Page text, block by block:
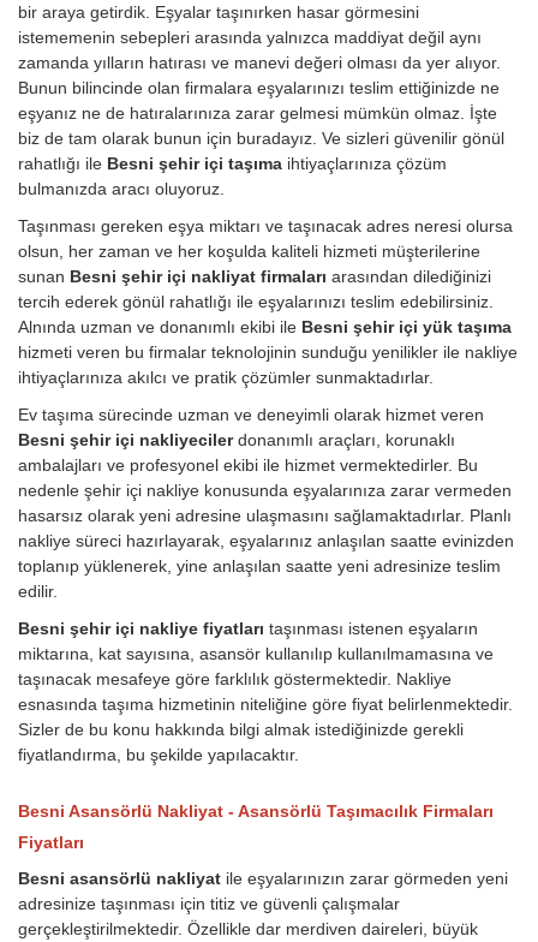
bir araya getirdik. Eşyalar taşınırken hasar görmesini
istememenin sebepleri arasında yalnızca maddiyat değil aynı
zamanda yılların hatırası ve manevi değeri olması da yer alıyor.
Bunun bilincinde olan firmalara eşyalarınızı teslim ettiğinizde ne
eşyanız ne de hatıralarınıza zarar gelmesi mümkün olmaz. İşte
biz de tam olarak bunun için buradayız. Ve sizleri güvenilir gönül
rahatlığı ile Besni şehir içi taşıma ihtiyaçlarınıza çözüm
bulmanızda aracı oluyoruz.
Taşınması gereken eşya miktarı ve taşınacak adres neresi olursa
olsun, her zaman ve her koşulda kaliteli hizmeti müşterilerine
sunan Besni şehir içi nakliyat firmaları arasından dilediğinizi
tercih ederek gönül rahatlığı ile eşyalarınızı teslim edebilirsiniz.
Alnında uzman ve donanımlı ekibi ile Besni şehir içi yük taşıma
hizmeti veren bu firmalar teknolojinin sunduğu yenilikler ile nakliye
ihtiyaçlarınıza akılcı ve pratik çözümler sunmaktadırlar.
Ev taşıma sürecinde uzman ve deneyimli olarak hizmet veren
Besni şehir içi nakliyecilerdonanımlı araçları, korunaklı
ambalajları ve profesyonel ekibi ile hizmet vermektedirler. Bu
nedenle şehir içi nakliye konusunda eşyalarınıza zarar vermeden
hasarsız olarak yeni adresine ulaşmasını sağlamaktadırlar. Planlı
nakliye süreci hazırlayarak, eşyalarınız anlaşılan saatte evinizden
toplanıp yüklenerek, yine anlaşılan saatte yeni adresinize teslim
edilir.
Besni şehir içi nakliye fiyatları taşınması istenen eşyaların
miktarına, kat sayısına, asansör kullanılıp kullanılmamasına ve
taşınacak mesafeye göre farklılık göstermektedir. Nakliye
esnasında taşıma hizmetinin niteliğine göre fiyat belirlenmektedir.
Sizler de bu konu hakkında bilgi almak istediğinizde gerekli
fiyatlandırma, bu şekilde yapılacaktır.
Besni Asansörlü Nakliyat - Asansörlü Taşımacılık Firmaları
Fiyatları
Besni asansörlü nakliyat ile eşyalarınızın zarar görmeden yeni
adresinize taşınması için titiz ve güvenli çalışmalar
gerçekleştirilmektedir. Özellikle dar merdiven daireleri, büyük